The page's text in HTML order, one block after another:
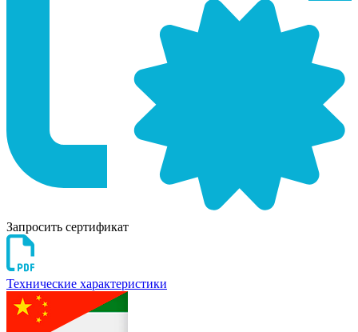
Запросить сертификат
Технические характеристики